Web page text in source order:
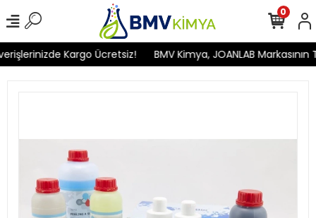
Kargo Ücretsiz! BMV Kimya, JOANLAB
0